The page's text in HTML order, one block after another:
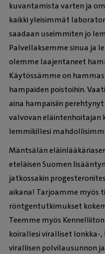
kuvantamista varten ja
kaikki yleisimmät
saadaan useimmiten jo
Palvellaksemme sinua ja
olemme laajentaneet
Käytössämme on
hampaiden poistoihin.
aina hampaisiin
valvovan eläintenhoitajan
lemmikillesi
Mäntsälän
eteläisen Suomen
jatkossakin
aikana! Tarjoamme myös
röntgentutkimukset
Teemme myös
koirallesi viralliset lonkka-,
virallisen polvilausunnon